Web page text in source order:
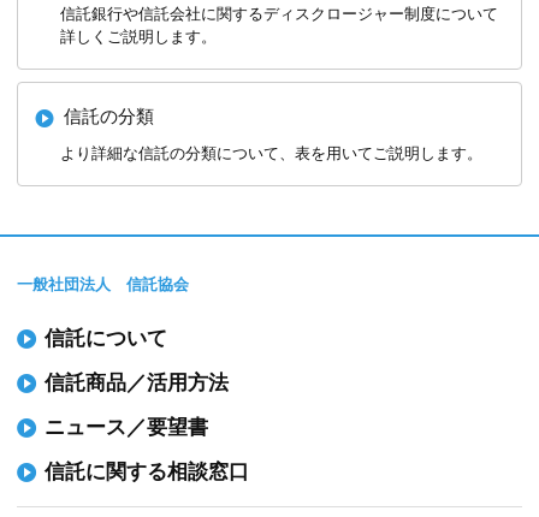
信託銀行や信託会社に関するディスクロージャー制度について
詳しくご説明します。
信託の分類
より詳細な信託の分類について、表を用いてご説明します。
一般社団法人 信託協会
信託について
信託商品／活用方法
ニュース／要望書
信託に関する相談窓口